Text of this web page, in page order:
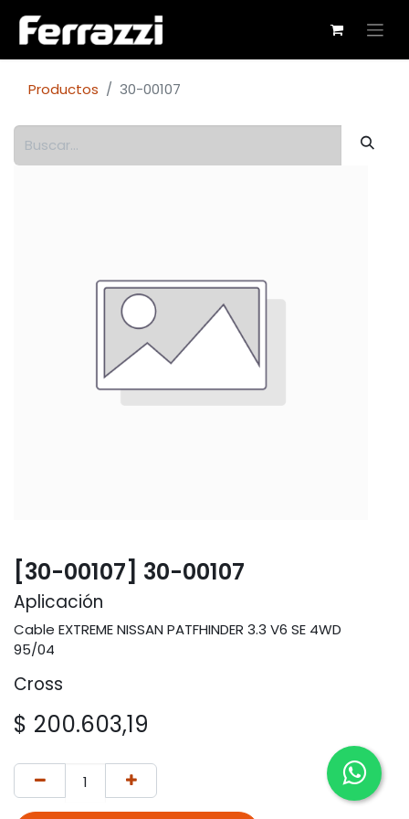
Productos 30-00107
[30-00107] 30-00107
Aplicación
Cable EXTREME NISSAN PATFHINDER 3.3 V6 SE 4WD
95/04
Cross
$ 200.603,19